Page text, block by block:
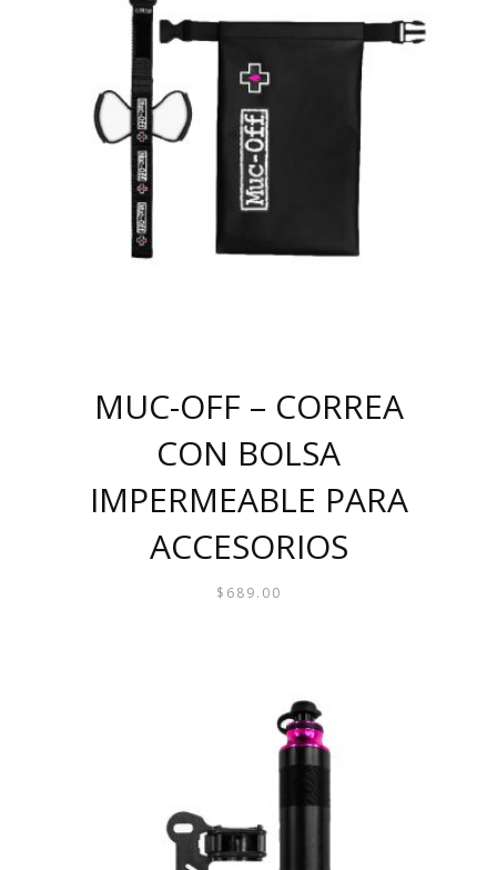
MUC-OFF – CORREA
CON BOLSA
IMPERMEABLE PARA
ACCESORIOS
$ 689.00